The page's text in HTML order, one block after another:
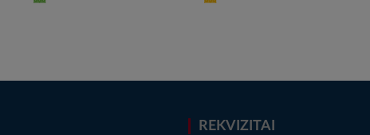
REKVIZITAI